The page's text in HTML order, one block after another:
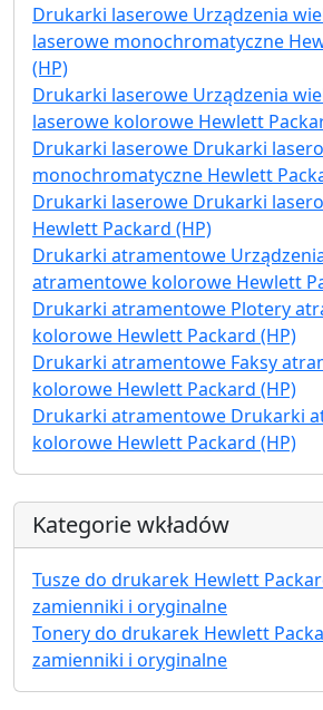
Drukarki laserowe Urządzenia
laserowe monochromatyczne
(HP)
Drukarki laserowe Urządzenia
laserowe kolorowe Hewlett
Drukarki laserowe Drukarki
monochromatyczne Hewlett
Drukarki laserowe Drukarki
Hewlett Packard (HP)
Drukarki atramentowe
atramentowe kolorowe Hewlett
Drukarki atramentowe Plotery
kolorowe Hewlett Packard (HP)
Drukarki atramentowe Faksy
kolorowe Hewlett Packard (HP)
Drukarki atramentowe Drukarki
kolorowe Hewlett Packard (HP)
Kategorie wkładów
Tusze do drukarek Hewlett
zamienniki i oryginalne
Tonery do drukarek Hewlett
zamienniki i oryginalne